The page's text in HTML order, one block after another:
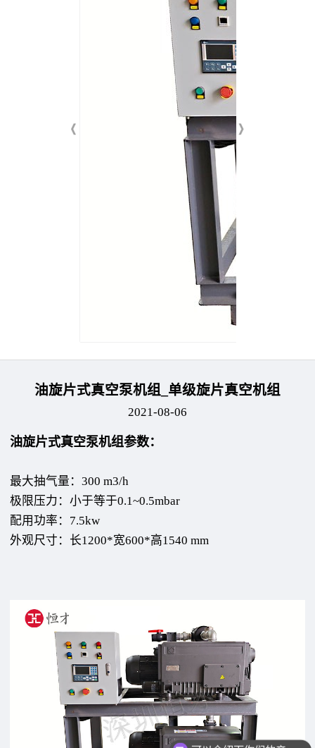
油旋片式真空泵机组_单级旋片真空机组
2021-08-06
油旋片式真空泵机组参数：
最大抽气量：300 m3/h
极限压力：小于等于0.1~0.5mbar
配用功率：7.5kw
外观尺寸：长1200*宽600*高1540 mm